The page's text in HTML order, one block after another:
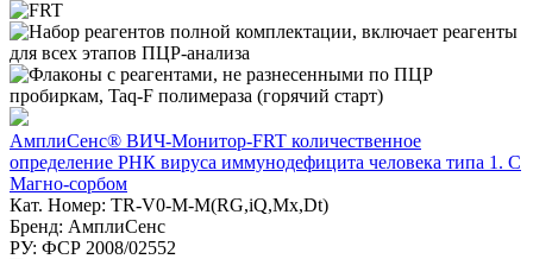
АмплиСенс® ВИЧ-Монитор-FRT количественное
определение РНК вируса иммунодефицита человека типа 1. С
Магно-сорбом
Кат. Номер: TR-V0-M-M(RG,iQ,Mx,Dt)
Бренд: АмплиСенс
РУ: ФСР 2008/02552